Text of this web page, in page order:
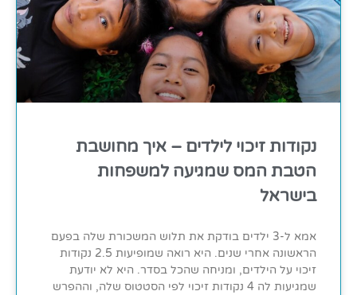
נקודות זיכוי לילדים – איך מחושבת
הטבת המס שמגיעה למשפחות
בישראל
אמא ל-3 ילדים בודקת את תלוש המשכורת שלה בפעם
הראשונה אחרי שנים. היא רואה שמופיעות 2.5 נקודות
זיכוי על הילדים, ומניחה שהכל בסדר. היא לא יודעת
שמגיעות לה 4 נקודות זיכוי לפי הסטטוס שלה, וההפרש